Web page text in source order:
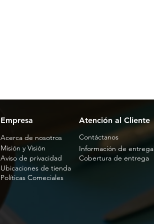
Empresa
Acerca de nosotros
Misión y Visión
Aviso de privacidad
Ubicaciones de tienda
Atención al Cliente
Contáctanos
Información de entrega
Cobertura de entrega
Políticas Comeciales